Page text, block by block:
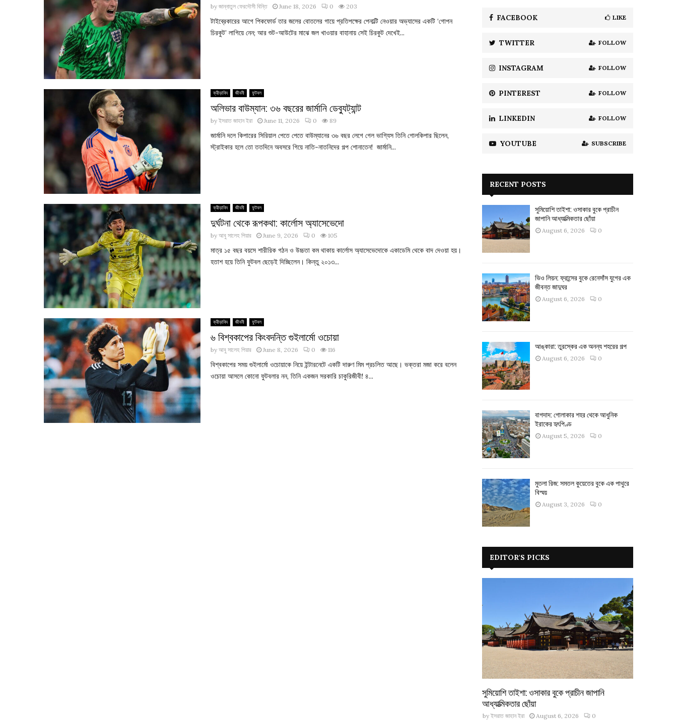
byজান্নাতুল ফেরদৌসী বিন্তি June 18, 2026 0 203
টাইব্রেকারের আগে পিকফোর্ড তার জলের বোতলের গায়ে প্রতিপক্ষের পেনাল্টি নেওয়ার অভ্যাসের একটি ‘গোপন
চিরকুট’ লাগিয়ে নেন; আর শুট-আউটের মাঝে জল খাওয়ার বাহানায় সেই চিরকুট দেখেই...
ক্রীড়াবিদ জীবনী ফুটবল
অলিভার বাউম্যান: ৩৬ বছরের জার্মানি ডেব্যুট্যান্ট
byইসরাত জাহান ইরা June 11, 2026 0 89
জার্মানি দলে কিপারের সিরিয়াল পেতে পেতে বাউম্যানের ৩৬ বছর লেগে গেল ভাগ্যিস তিনি গোলকিপার ছিলেন,
স্ট্রাইকার হলে তো ততদিনে অবসরে গিয়ে নাতি-নাতনিদের গল্প শোনাতেন! জার্মানি...
ক্রীড়াবিদ জীবনী ফুটবল
দুর্ঘটনা থেকে রূপকথা: কার্লোস অ্যাসেভেদো
byআবু সালেহ পিয়ার June 9, 2026 0 105
মাত্র ১৫ বছর বয়সে শারীরিক গঠন ও উচ্চতা কম থাকায় কার্লোস অ্যাসেভেদোকে একাডেমি থেকে বাদ দেওয়া হয়।
হতাশ হয়ে তিনি ফুটবল ছেড়েই দিচ্ছিলেন। কিন্তু ২০১৩...
ক্রীড়াবিদ জীবনী ফুটবল
৬ বিশ্বকাপের কিংবদন্তি গুইলার্মো ওচোয়া
byআবু সালেহ পিয়ার June 8, 2026 0 116
বিশ্বকাপের সময় গুইলার্মো ওচোয়াকে নিয়ে ইন্টারনেটে একটি দারুণ মিম প্রচলিত আছে। ভক্তরা মজা করে বলেন
ওচোয়া আসলে কোনো ফুটবলার নন, তিনি একজন সরকারি চাকুরিজীবী! ৪...
C
H
FACEBOOK LIKE
TWITTER FOLLOW
INSTAGRAM FOLLOW
PINTEREST FOLLOW
LINKEDIN FOLLOW
YOUTUBE SUBSCRIBE
RECENT POSTS
সুমিয়োশি তাইশা: ওসাকার বুকে প্রাচীন
জাপানি আধ্যাত্মিকতার ছোঁয়া
August 6, 2026 0
ভিও লিয়ন: ফ্রান্সের বুকে রেনেসাঁস যুগের এক
জীবন্ত জাদুঘর
August 6, 2026 0
আঙ্কারা: তুরস্কের এক অনন্য শহরের গল্প
August 6, 2026 0
বাগদাদ: গোলাকার শহর থেকে আধুনিক
ইরাকের হৃৎপিণ্ড
August 5, 2026 0
মুতলা রিজ: সমতল কুয়েতের বুকে এক পাথুরে
বিস্ময়
August 3, 2026 0
EDITOR'S PICKS
সুমিয়োশি তাইশা: ওসাকার বুকে প্রাচীন জাপানি
আধ্যাত্মিকতার ছোঁয়া
by ইসরাত জাহান ইরা August 6, 2026 0